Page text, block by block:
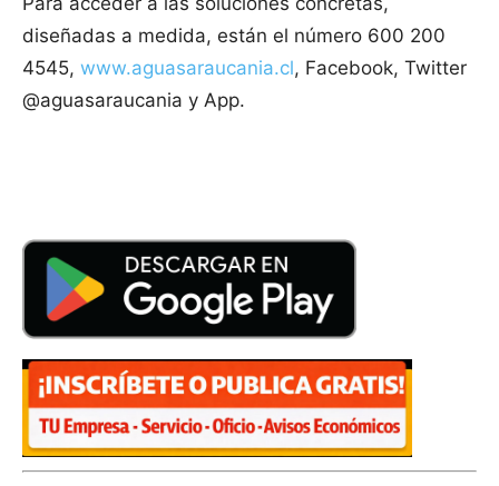
diseñadas a medida, están el número 600 200
4545, www.aguasaraucania.cl, Facebook, Twitter
@aguasaraucania y App.